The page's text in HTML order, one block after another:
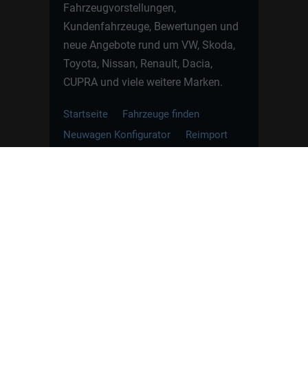
Fahrzeugvorstellungen,
Kundenfahrzeuge, Bewertungen und
neue Angebote rund um VW, Skoda,
Toyota, Nissan, Renault, Dacia,
CUPRA und viele weitere Marken.
Startseite
Fahrzeuge finden
Neuwagen Konfigurator
Reimport